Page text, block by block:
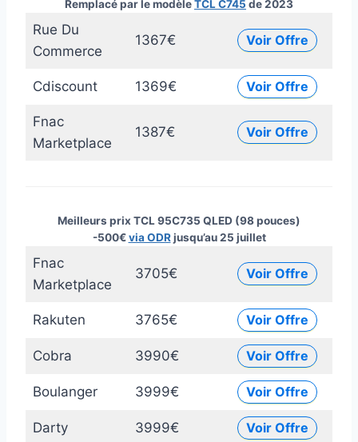
Rue Du
Commerce
1367€ Voir Offre
Cdiscount 1369€ Voir Offre
Fnac
Marketplace
1387€ Voir Offre
Remplacé par le modèleTCL C745 de 2023
Fnac
Marketplace
3705€ Voir Offre
Rakuten 3765€ Voir Offre
Cobra 3990€ Voir Offre
Boulanger 3999€ Voir Offre
Darty 3999€ Voir Offre
Meilleurs prix TCL 95C735 QLED (98 pouces)
-500€via ODRjusqu’au 25 juillet